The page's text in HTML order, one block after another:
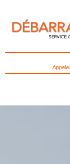
contenu